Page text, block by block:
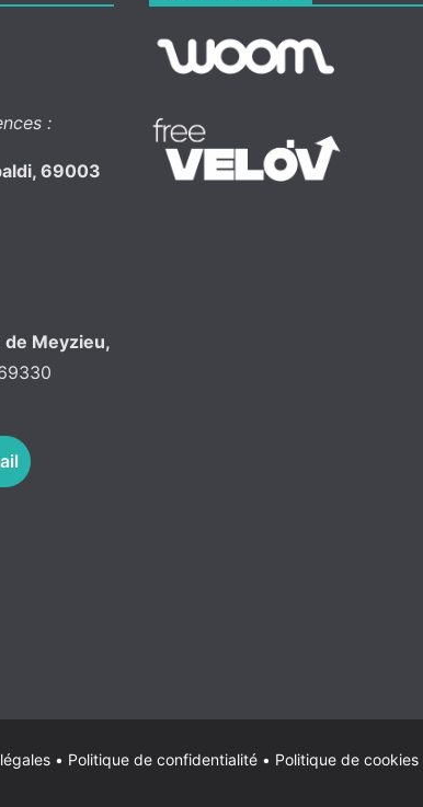
:
69003
de Meyzieu,
• Politique de confidentialité • Politique de cookies